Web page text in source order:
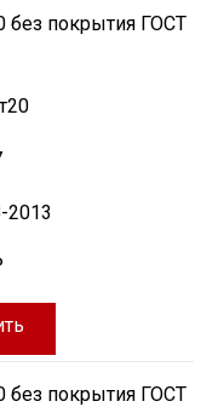
без покрытия ГОСТ
2013
без покрытия ГОСТ